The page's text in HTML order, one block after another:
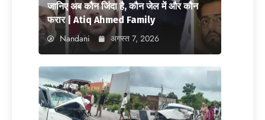
जानिए अब कौन जिंदा है, कौन जेल में और कौन
फरार | Atiq Ahmed Family
Nandani अगस्त 7, 2026